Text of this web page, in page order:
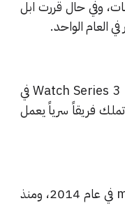
وفي حال قررت ابل
ووفقاً لموقع Business Korea فإن ابل ستبدأ بتصنيع هذه الشاشات الخاصة بساعتها Watch Series 3 في
مع تقرير نشر في عام 2015 أفاد بأن الشركة تملك فريقاً سرياً يعمل
وتأتي هذه الخطوة بعد حصول ابل على ملكية شركة LuxVue لتصنيع شاشات micro-LED في عام 2014، ومنذ